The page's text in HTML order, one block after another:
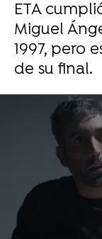
ETA
Miguel
1997, pero
de su final.